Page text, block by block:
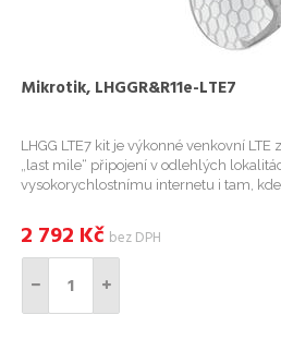
Mikrotik, LHGGR&R11e-LTE7
LHGG LTE7 kit je výkonné venkovní
„last mile“ připojení v odlehlých
vysokorychlostnímu internetu i tam,
2 792 Kč bez DPH